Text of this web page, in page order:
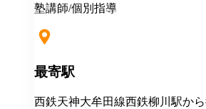
あり(社会人講師で月87時間以上
塾講師/個別指導
最寄駅
西鉄天神大牟田線西鉄柳川駅か